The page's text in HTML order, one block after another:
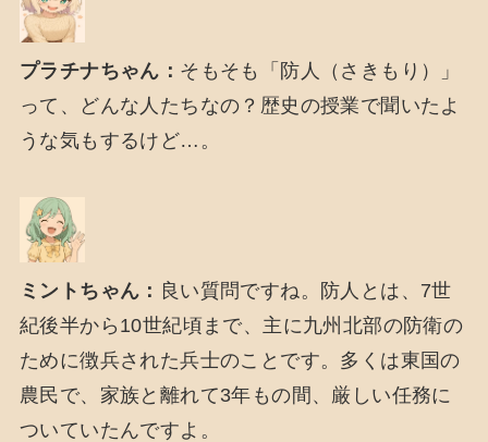
プラチナちゃん： そもそも「防人（さきもり）」
って、どんな人たちなの？歴史の授業で聞いたよ
うな気もするけど…。
ミントちゃん： 良い質問ですね。防人とは、7世
紀後半から10世紀頃まで、主に九州北部の防衛の
ために徴兵された兵士のことです。多くは東国の
農民で、家族と離れて3年もの間、厳しい任務に
ついていたんですよ。